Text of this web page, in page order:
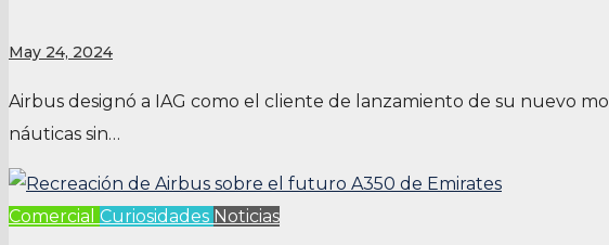
May 24, 2024
Airbus designó a IAG como el cliente de lanzamiento de su nuevo
náuticas sin…
Comercial Curiosidades Noticias